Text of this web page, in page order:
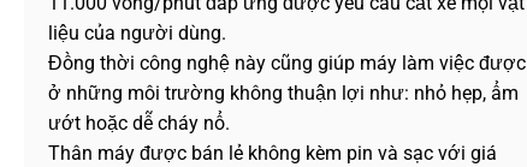
liệu của người dùng.
Đồng thời công nghệ này cũng giúp máy làm việc được
ở những môi trường không thuận lợi như: nhỏ hẹp, ẩm
ướt hoặc dễ cháy nổ.
Thân máy được bán lẻ không kèm pin và sạc với giá